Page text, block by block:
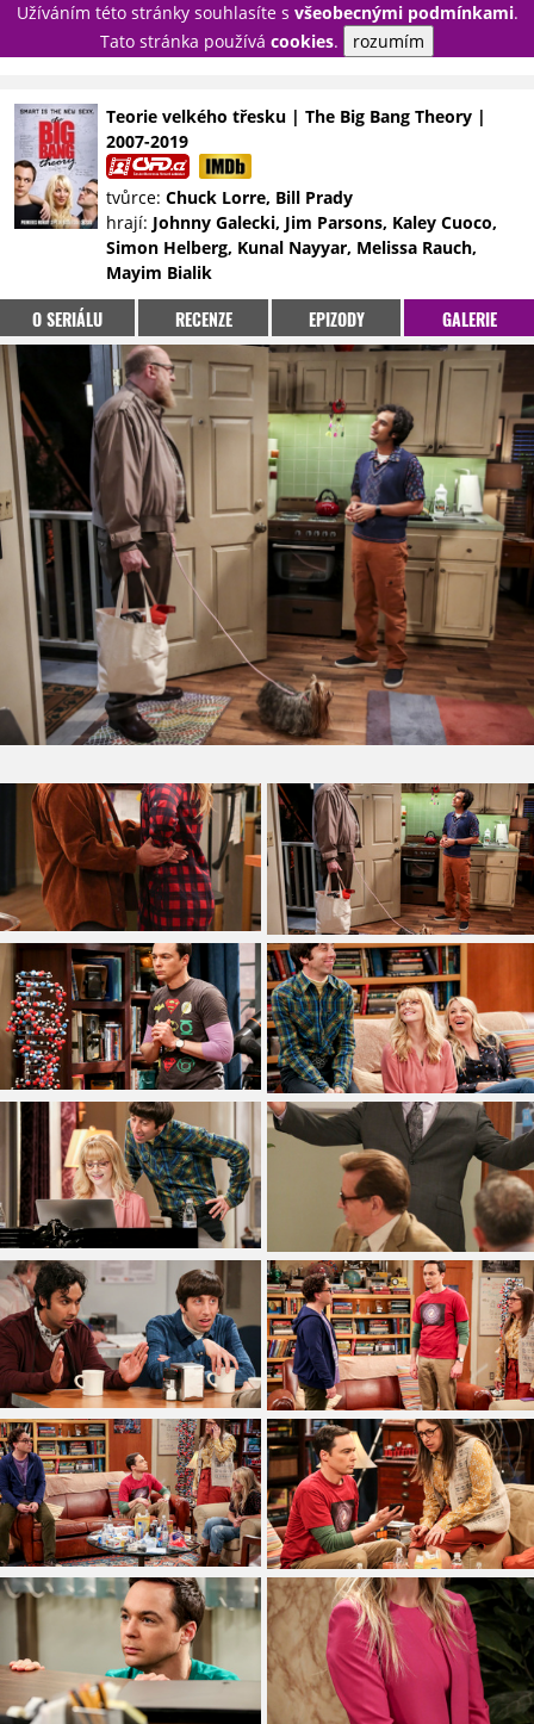
Užíváním této stránky souhlasíte s všeobecnými podmínkami.
Tato stránka používá cookies. rozumím
PŘIHLÁSIT
NOVINKY
TÉMATA
RECENZE
EPIZODY
KULT
TRAILERY
GALERIE
DISKUZE
STATISTIKY
Teorie velkého třesku | The Big Bang Theory |
2007-2019
tvůrce: Chuck Lorre, Bill Prady
hrají: Johnny Galecki, Jim Parsons, Kaley Cuoco,
Simon Helberg, Kunal Nayyar, Melissa Rauch,
Mayim Bialik
O SERIÁLU RECENZE EPIZODY GALERIE